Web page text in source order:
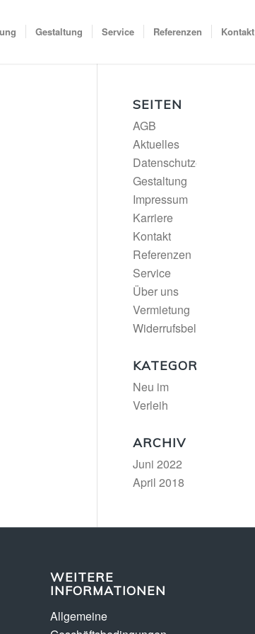
Gestaltung Service Referenzen Kontakt
SEITEN
AGB
Aktuelles
Datenschutzerklärung
Gestaltung
Impressum
Karriere
Kontakt
Referenzen
Service
Über uns
Vermietung
Widerrufsbelehrung
KATEGORIEN
Neu im
Verleih
ARCHIV
Juni 2022
April 2018
WEITERE
INFORMATIONEN
Allgemeine